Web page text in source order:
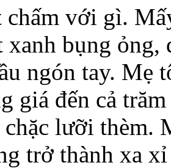
chấm với gì.
bụng ỏng,
ngón tay. Mẹ
giá đến cả
lưỡi thèm.
trở thành xa